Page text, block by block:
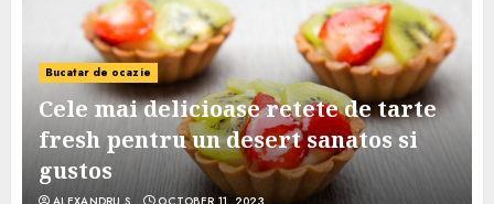
Bucatar de ocazie
Cele mai delicioase retete de tarte
fresh pentru un desert sanatos si
gustos